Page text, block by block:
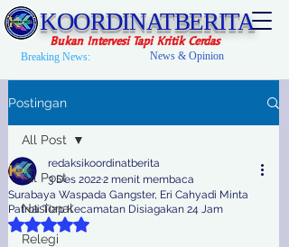
KOORDINATBERITA
Bukan Intervesi Tapi Kritik Cerdas
Breaking News: News & Opinion
Postingan
All Post
Nasional
Relegi
All Post
Surabaya Waspada Gangster, Eri Cahyadi Minta
Patroli Tiap Kecamatan Disiagakan 24 Jam
redaksikoordinatberita
3 Des 20222 menit membaca
Dinilai NaN dari 5 bintang.